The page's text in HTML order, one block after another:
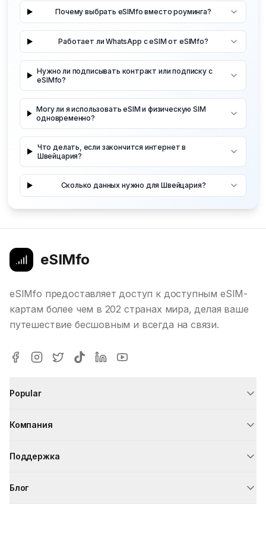
Почему выбрать eSIMfo вместо роуминга?
Работает ли WhatsApp с eSIM от eSIMfo?
Нужно ли подписывать контракт или подписку с
eSIMfo?
Могу ли я использовать eSIM и физическую SIM
одновременно?
Что делать, если закончится интернет в
Швейцария?
Сколько данных нужно для Швейцария?
eSIMfo
eSIMfo предоставляет доступ к доступным eSIM-
картам более чем в 202 странах мира, делая ваше
путешествие бесшовным и всегда на связи.
Popular
Компания
Поддержка
Блог